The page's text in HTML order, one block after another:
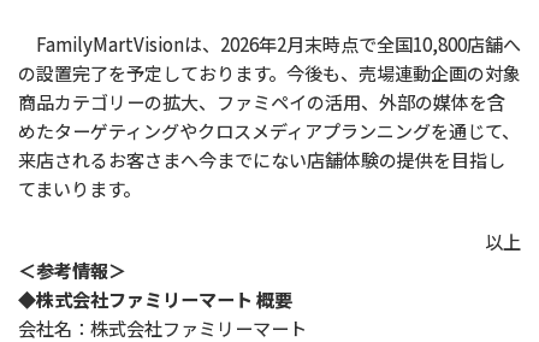
FamilyMartVisionは、2026年2月末時点で全国10,800店舗へ
の設置完了を予定しております。今後も、売場連動企画の対象
商品カテゴリーの拡大、ファミペイの活用、外部の媒体を含
めたターゲティングやクロスメディアプランニングを通じて、
来店されるお客さまへ今までにない店舗体験の提供を目指し
てまいります。
以上
＜参考情報＞
◆株式会社ファミリーマート 概要
会社名：株式会社ファミリーマート